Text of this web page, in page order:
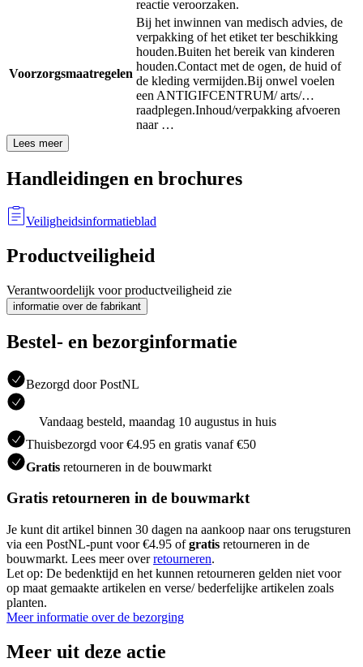
reactie veroorzaken.
Voorzorgsmaatregelen
Bij het inwinnen van medisch advies, de
verpakking of het etiket ter beschikking
houden.Buiten het bereik van kinderen
houden.Contact met de ogen, de huid of
de kleding vermijden.Bij onwel voelen
een ANTIGIFCENTRUM/ arts/…
raadplegen.Inhoud/verpakking afvoeren
naar …
Lees meer
Handleidingen en brochures
Veiligheidsinformatieblad
Productveiligheid
Verantwoordelijk voor productveiligheid zie
informatie over de fabrikant
Bestel- en bezorginformatie
Bezorgd door PostNL
Vandaag besteld, maandag 10 augustus in huis
Thuisbezorgd voor €4.95 en gratis vanaf €50
Gratis retourneren in de bouwmarkt
Gratis retourneren in de bouwmarkt
Je kunt dit artikel binnen 30 dagen na aankoop naar ons terugsturen
via een PostNL-punt voor €4.95 ofgratis retourneren in de
bouwmarkt. Lees meer overretourneren.
Let op: De bedenktijd en het kunnen retourneren gelden niet voor
op maat gemaakte artikelen en verse/ bederfelijke artikelen zoals
planten.
Meer informatie over de bezorging
Meer uit deze actie